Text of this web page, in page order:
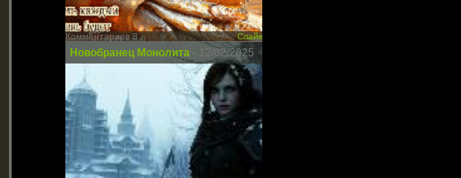
Комментариев 8 Спайк
Новобранец Монолита - 12/02/2025